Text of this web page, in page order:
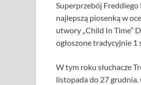
Superprzebój Freddiego
najlepszą piosenką w
utwory „Child In Time”
ogłoszone tradycyjnie 1
W tym roku słuchacze
listopada do 27 grudnia.